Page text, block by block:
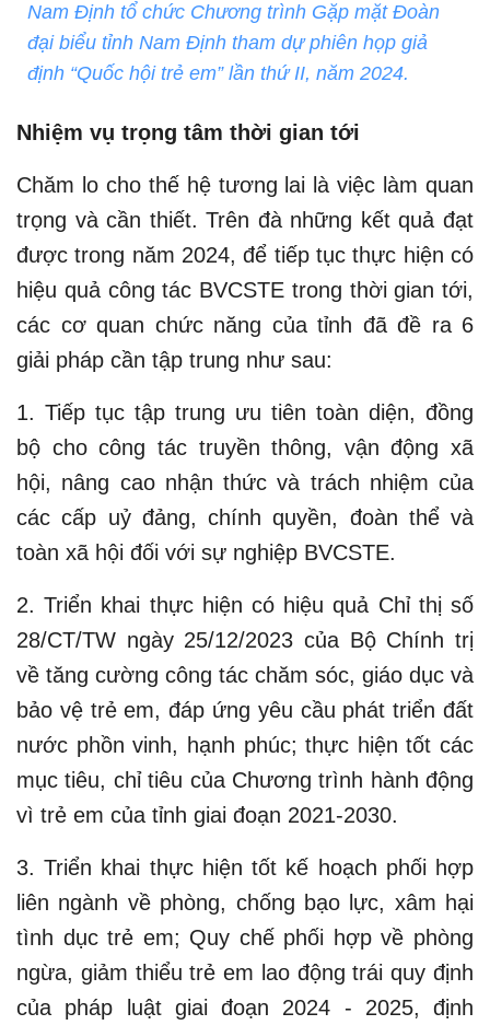
Nam Định tổ chức Chương trình Gặp mặt Đoàn
đại biểu tỉnh Nam Định tham dự phiên họp giả
định “Quốc hội trẻ em” lần thứ II, năm 2024.
Nhiệm vụ trọng tâm thời gian tới
Chăm lo cho thế hệ tương lai là việc làm quan
trọng và cần thiết. Trên đà những kết quả đạt
được trong năm 2024, để tiếp tục thực hiện có
hiệu quả công tác BVCSTE trong thời gian tới,
các cơ quan chức năng của tỉnh đã đề ra 6
giải pháp cần tập trung như sau:
1. Tiếp tục tập trung ưu tiên toàn diện, đồng
bộ cho công tác truyền thông, vận động xã
hội, nâng cao nhận thức và trách nhiệm của
các cấp uỷ đảng, chính quyền, đoàn thể và
toàn xã hội đối với sự nghiệp BVCSTE.
2. Triển khai thực hiện có hiệu quả Chỉ thị số
28/CT/TW ngày 25/12/2023 của Bộ Chính trị
về tăng cường công tác chăm sóc, giáo dục và
bảo vệ trẻ em, đáp ứng yêu cầu phát triển đất
nước phồn vinh, hạnh phúc; thực hiện tốt các
mục tiêu, chỉ tiêu của Chương trình hành động
vì trẻ em của tỉnh giai đoạn 2021-2030.
3. Triển khai thực hiện tốt kế hoạch phối hợp
liên ngành về phòng, chống bạo lực, xâm hại
tình dục trẻ em; Quy chế phối hợp về phòng
ngừa, giảm thiểu trẻ em lao động trái quy định
của pháp luật giai đoạn 2024 - 2025, định